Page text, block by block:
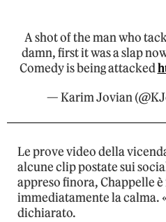
A shot of the man who
damn, first it was a slap
Comedy is being attacked
— Karim Jovian
Le prove video della
alcune clip postate sui
appreso finora, Chappelle
immediatamente la calma.
dichiarato.